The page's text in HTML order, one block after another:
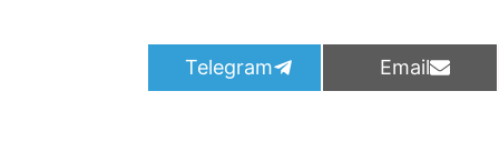
S
h
Email
S
h
Telegram